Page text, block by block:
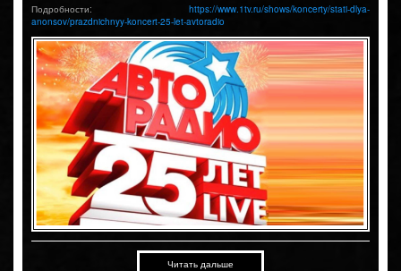
Подробности: https://www.1tv.ru/shows/koncerty/stati-dlya-
anonsov/prazdnichnyy-koncert-25-let-avtoradio
Читать дальше